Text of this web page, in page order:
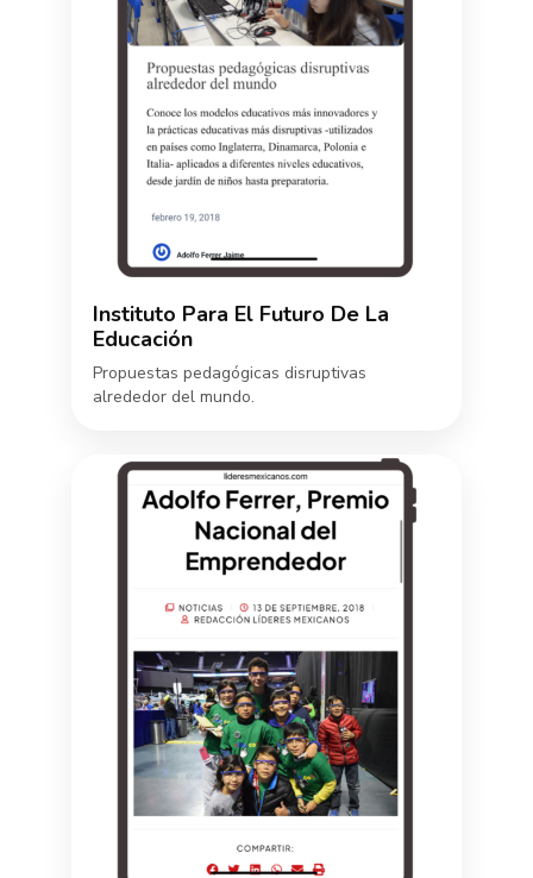
Instituto Para El Futuro De La
Educación
Propuestas pedagógicas disruptivas
alrededor del mundo.